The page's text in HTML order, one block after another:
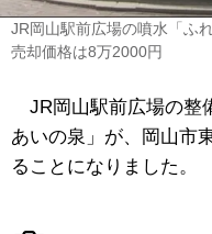
JR岡山駅前広場の噴水「
売却価格は8万2000円
JR岡山駅前広場の整
あいの泉」が、岡山市
ることになりました。